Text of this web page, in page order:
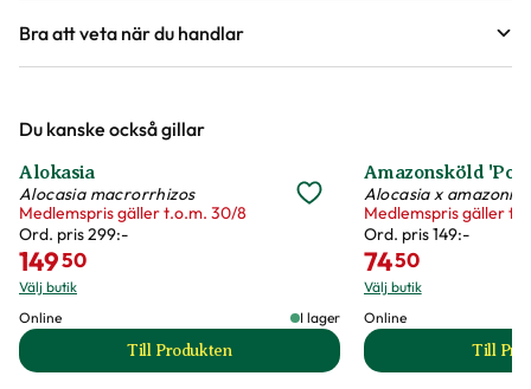
Bra att veta när du handlar
Vi försöker alltid ange växternas ungefärliga
mått, men då växter är levande och alla växter
är unika så kan måtten och din växts utseende
variera något från informationen och fotona på
hemsidan.
Växter är levande varor
Du kanske också gillar
50%
Alokasia
Alocasia macrorrhizos
Medlemspris gäller t.o.m. 30/8
Ord. pris299:-
14950
Välj butik
Online
I lager
Till Produkten
till Alokasia produktsida
50%
Amazonsköld
Alocasia x amazonica
Medlemspris gäller
Ord. pris149:-
7450
Välj butik
Online
Till